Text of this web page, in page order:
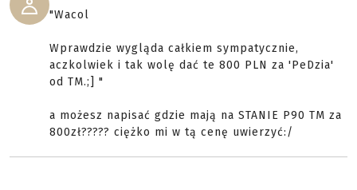
"Wacol
Wprawdzie wygląda całkiem sympatycznie,
aczkolwiek i tak wolę dać te 800 PLN za 'PeDzia'
od TM.;] "
a możesz napisać gdzie mają na STANIE P90 TM za
800zł????? ciężko mi w tą cenę uwierzyć:/